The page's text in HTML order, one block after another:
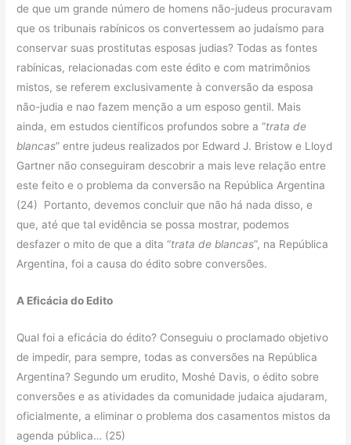
de que um grande número de homens não-judeus procuravam
que os tribunais rabínicos os convertessem ao judaísmo para
conservar suas prostitutas esposas judias? Todas as fontes
rabínicas, relacionadas com este édito e com matrimônios
mistos, se referem exclusivamente à conversão da esposa
não-judia e nao fazem menção a um esposo gentil. Mais
ainda, em estudos científicos profundos sobre a “trata de
blancas” entre judeus realizados por Edward J. Bristow e Lloyd
Gartner não conseguiram descobrir a mais leve relação entre
este feito e o problema da conversão na República Argentina
(24) Portanto, devemos concluir que não há nada disso, e
que, até que tal evidência se possa mostrar, podemos
desfazer o mito de que a dita “trata de blancas”, na República
Argentina, foi a causa do édito sobre conversões.
A Eficácia do Edito
Qual foi a eficácia do édito? Conseguiu o proclamado objetivo
de impedir, para sempre, todas as conversões na República
Argentina? Segundo um erudito, Moshé Davis, o édito sobre
conversões e as atividades da comunidade judaica ajudaram,
oficialmente, a eliminar o problema dos casamentos mistos da
agenda pública… (25)